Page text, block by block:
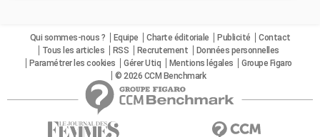
Qui sommes-nous ? Equipe Charte éditoriale Publicité
Contact
Tous les articles
RSS Recrutement
Données personnelles
Paramétrer les cookies
Gérer Utiq Mentions légales
Groupe Figaro
© 2026 CCM Benchmark